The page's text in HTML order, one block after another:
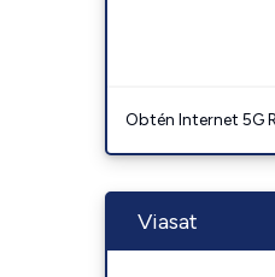
Obtén Internet 5G
Viasat